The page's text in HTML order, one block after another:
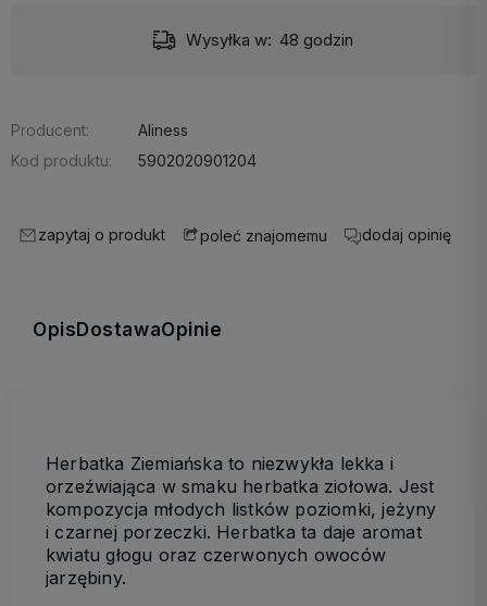
Wysyłka w: 48 godzin
Producent:
Aliness
Kod produktu:
5902020901204
zapytaj o produkt poleć znajomemu dodaj opinię
Opis DostawaOpinie
Herbatka Ziemiańska to niezwykła lekka i
orzeźwiająca w smaku herbatka ziołowa. Jest
kompozycja młodych listków poziomki, jeżyny
i czarnej porzeczki. Herbatka ta daje aromat
kwiatu głogu oraz czerwonych owoców
jarzębiny.